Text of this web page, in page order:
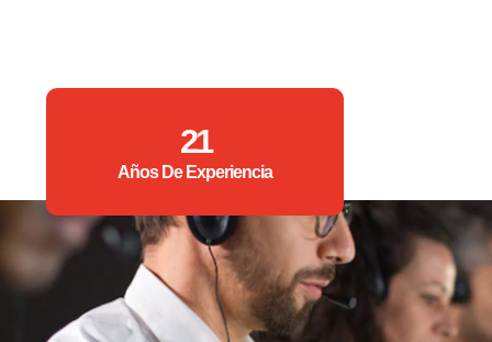
21
Años De Experiencia